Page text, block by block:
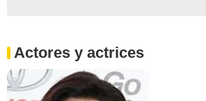
Actores y actrices